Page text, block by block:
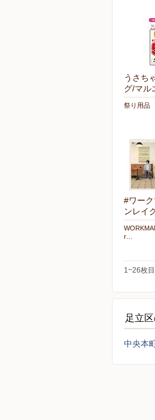
うさち
グ/マル
祭り用品
#ワー
ンレイ
r…
1~26枚
足立
中央本